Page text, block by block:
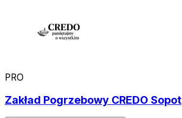
PRO
Zakład Pogrzebowy CREDO Sopot